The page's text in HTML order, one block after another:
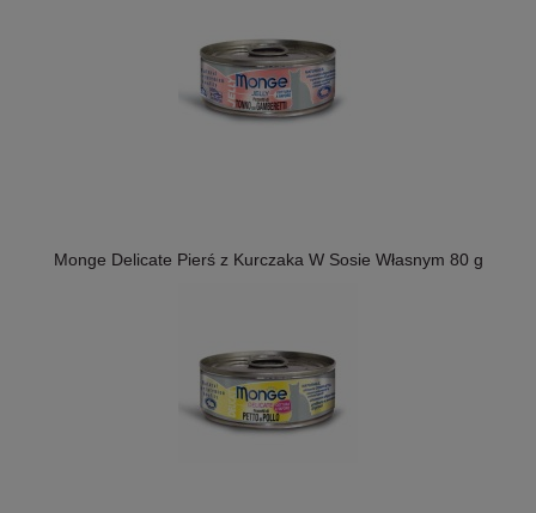
Monge Delicate Pierś z Kurczaka W Sosie Własnym 80 g